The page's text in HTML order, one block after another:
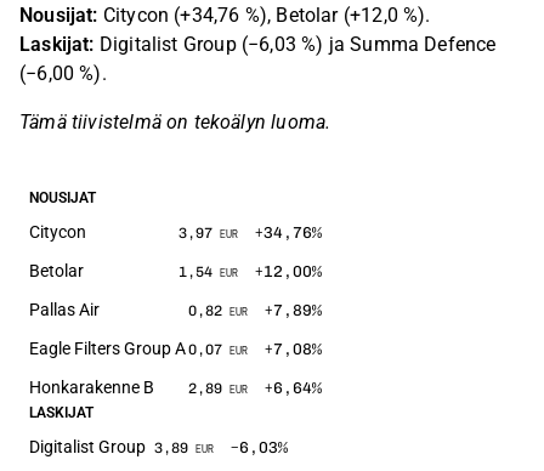
Nousijat: Citycon (+34,76 %), Betolar (+12,0 %).
Laskijat: Digitalist Group (−6,03 %) ja Summa Defence
(−6,00 %).
Tämä tiivistelmä on tekoälyn luoma.
NOUSIJAT
Citycon 3,97 EUR +34,76%
Betolar 1,54 EUR +12,00%
Pallas Air 0,82 EUR +7,89%
Eagle Filters Group A0,07 EUR +7,08%
Honkarakenne B 2,89 EUR +6,64%
LASKIJAT
Digitalist Group 3,89 EUR −6,03%